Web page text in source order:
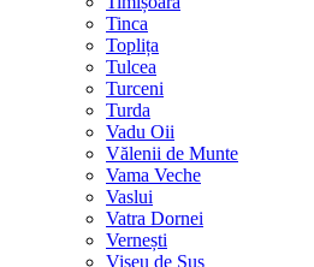
Tinca
Toplița
Tulcea
Turceni
Turda
Vadu Oii
Vălenii de Munte
Vama Veche
Vaslui
Vatra Dornei
Vernești
Vișeu de Sus